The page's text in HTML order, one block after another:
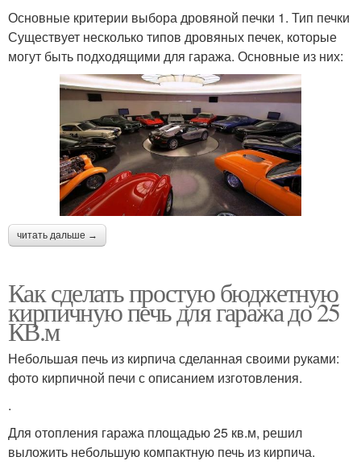
Основные критерии выбора дровяной печки 1. Тип печки
Существует несколько типов дровяных печек, которые
могут быть подходящими для гаража. Основные из них:
читать дальше →
Как сделать простую бюджетную
кирпичную печь для гаража до 25
КВ.м
Небольшая печь из кирпича сделанная своими руками:
фото кирпичной печи с описанием изготовления.
.
Для отопления гаража площадью 25 кв.м, решил
выложить небольшую компактную печь из кирпича.